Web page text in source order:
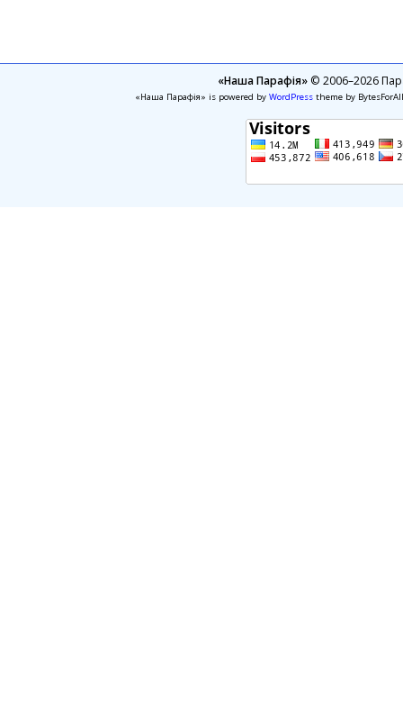
«Наша Парафія»© 2006–2026
«Наша Парафія» is powered by WordPresstheme by